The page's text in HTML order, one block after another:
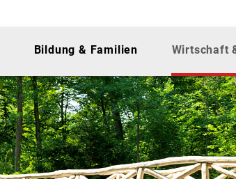
Bildung & Familien Wirtschaft